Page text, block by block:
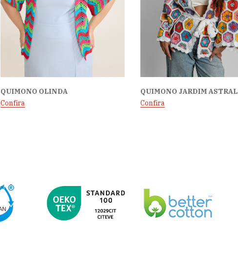
QUIMONO OLINDA
Confira
QUIMONO JARDIM ASTRAL
Confira